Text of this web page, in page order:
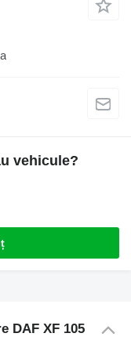
vehicule?
DAF XF 105